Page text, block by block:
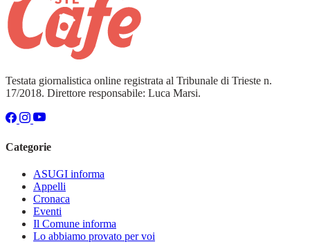
Testata giornalistica online registrata al Tribunale di Trieste n.
17/2018. Direttore responsabile: Luca Marsi.
Categorie
ASUGI informa
Appelli
Cronaca
Eventi
Il Comune informa
Lo abbiamo provato per voi